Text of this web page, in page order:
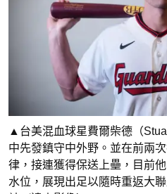
▲台美混血球星費爾柴德（
中先發鎮守中外野。並在前兩
律，接連獲得保送上壘，目前
水位，展現出足以隨時重返大